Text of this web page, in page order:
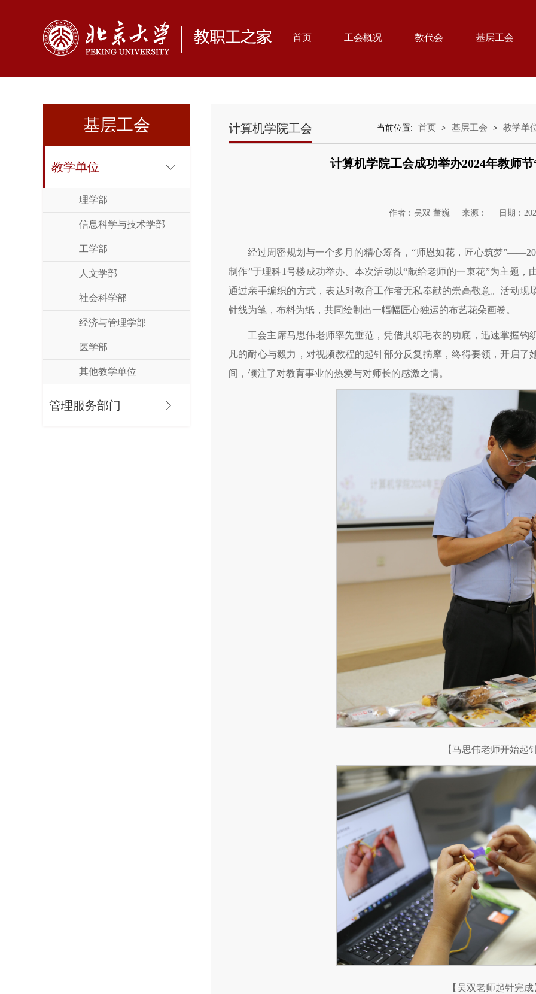
首页 工会概况 教代会 基层工会
基层工会
教学单位
理学部
信息科学与技术学部
工学部
人文学部
社会科学部
经济与管理学部
医学部
其他教学单位
管理服务部门
计算机学院工会 当前位置: 首页 > 基层工会 > 教学单
计算机学院工会成功举办2024年教师
作者：吴双 董巍 来源： 日期：
经过周密规划与一个多月的精心筹备，“师恩如花，匠心筑梦
制作”于理科1号楼成功举办。本次活动以“献给老师的一束花”为主题
通过亲手编织的方式，表达对教育工作者无私奉献的崇高敬意。活动
针线为笔，布料为纸，共同绘制出一幅幅匠心独运的布艺花朵画卷。
工会主席马思伟老师率先垂范，凭借其织毛衣的功底，迅速掌握
凡的耐心与毅力，对视频教程的起针部分反复揣摩，终得要领，开启
间，倾注了对教育事业的热爱与对师长的感激之情。
【马思伟老师开始起
【吴双老师起针完成